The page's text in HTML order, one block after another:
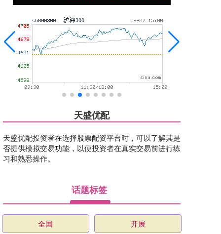
天盛优配
天盛优配投资者在选择股票配资平台时，可以了解其是
否提供模拟交易功能，以便投资者在真实交易前进行练
习和熟悉操作。
话题标签
全国 开展